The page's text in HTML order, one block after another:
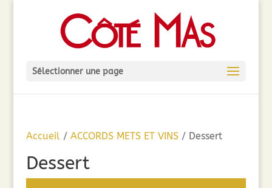
Sélectionner une page
Accueil/ ACCORDS METS ET VINS/ Dessert
Dessert